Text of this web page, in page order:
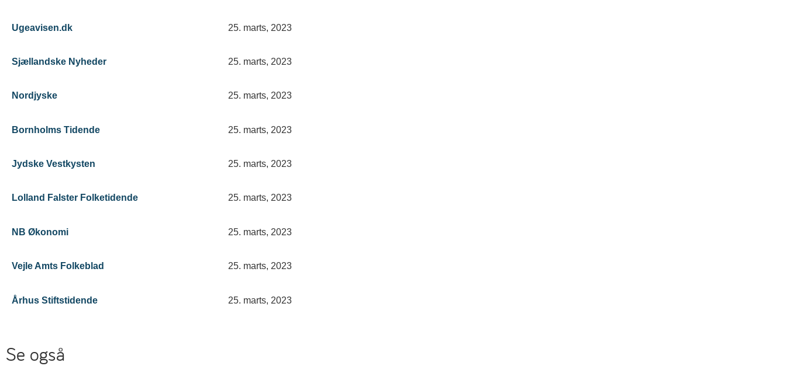
Ugeavisen.dk 25. marts, 2023
Sjællandske Nyheder 25. marts, 2023
Nordjyske 25. marts, 2023
Bornholms Tidende 25. marts, 2023
Jydske Vestkysten 25. marts, 2023
Lolland Falster Folketidende 25. marts, 2023
NB Økonomi 25. marts, 2023
Vejle Amts Folkeblad 25. marts, 2023
Århus Stiftstidende 25. marts, 2023
Se også